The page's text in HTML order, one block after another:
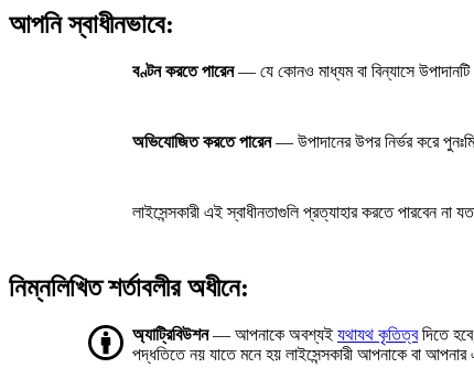
আপনি স্বাধীনভাবে:
বণ্টন করতে পারেন— যে কোনও মাধ্যম বা বিন্যাসে
অভিযোজিত করতে পারেন— উপাদানের উপর নির্ভর করে
লাইসেন্সকারী এই স্বাধীনতাগুলি প্রত্যাহার করতে পারবেন না
নিম্নলিখিত শর্তাবলীর অধীনে:
অ্যাট্রিবিউশন— আপনাকে অবশ্যই যথাযথ কৃতিত্বদিতে
পদ্ধতিতে নয় যাতে মনে হয় লাইসেন্সকারী আপনাকে বা